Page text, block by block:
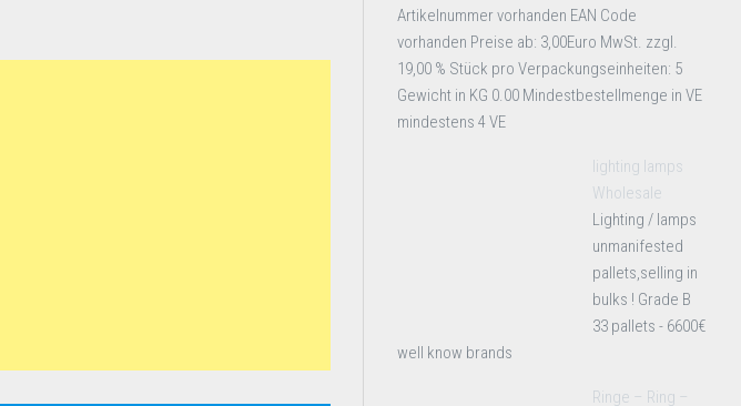
Artikelnummer vorhanden EAN Code
vorhanden Preise ab: 3,00Euro MwSt. zzgl.
19,00 % Stück pro Verpackungseinheiten: 5
Gewicht in KG 0.00 Mindestbestellmenge in VE
mindestens 4 VE
lighting lamps
Wholesale
Lighting / lamps
unmanifested
pallets,selling in
bulks ! Grade B
33 pallets - 6600€
well know brands
Ringe – Ring –